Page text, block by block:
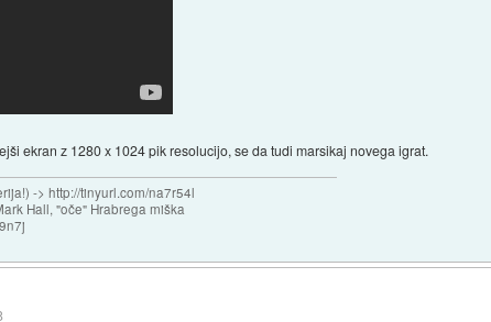
ekran z 1280 x 1024 pik resolucijo, se da tudi marsikaj novega igrat.
-> http://tinyurl.com/na7r54l
Hall, "oče" Hrabrega miška